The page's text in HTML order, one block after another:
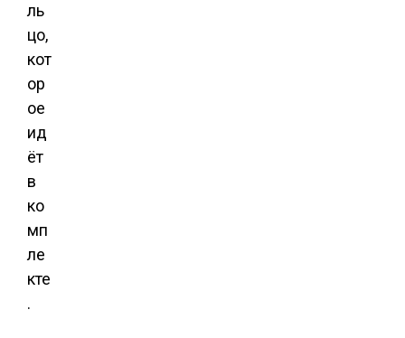
ль
цо,
кот
ор
ое
ид
ёт
в
ко
мп
ле
кте
.